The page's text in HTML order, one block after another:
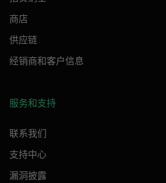
商店
供应链
经销商和客户信息
服务和支持
联系我们
支持中心
漏洞披露